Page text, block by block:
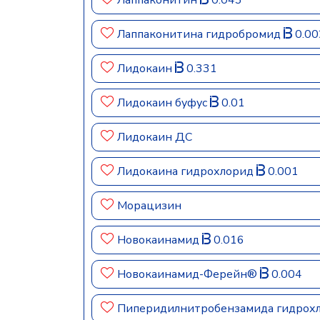
Лаппаконитина гидробромид
Лидокаин 0.331
Лидокаин буфус 0.01
Лидокаин ДС
Лидокаина гидрохлорид 0.001
Морацизин
Новокаинамид 0.016
Новокаинамид-Ферейн® 0.004
Пиперидилнитробензамида